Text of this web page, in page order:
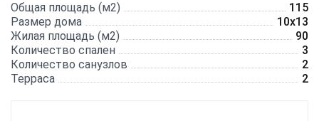
Общая площадь (м2)
115
Размер дома
10х13
Жилая площадь (м2)
90
Количество спален
3
Количество санузлов
2
Терраса
2